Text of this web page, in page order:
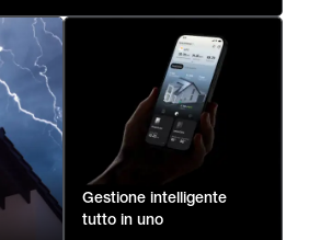
Gestione intelligente
tutto in uno